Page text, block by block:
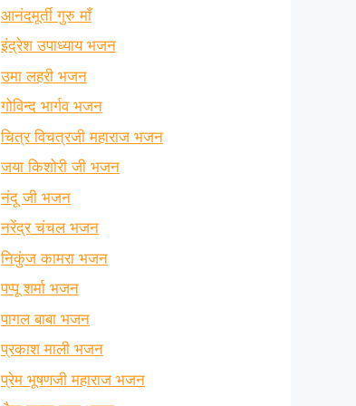
आनंदमूर्ती गुरु माँ
इंद्रेश उपाध्याय भजन
उमा लहरी भजन
गोविन्द भार्गव भजन
चित्र विचत्रजी महाराज भजन
जया किशोरी जी भजन
नंदू जी भजन
नरेंद्र चंचल भजन
निकुंज कामरा भजन
पप्पू शर्मा भजन
पागल बाबा भजन
प्रकाश माली भजन
प्रेम भूषणजी महाराज भजन